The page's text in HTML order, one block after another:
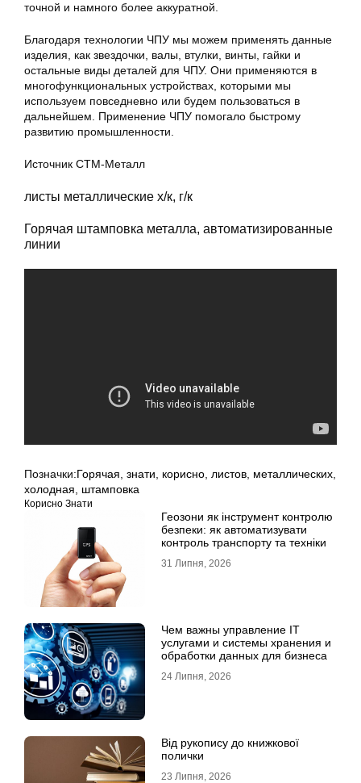
точной и намного более аккуратной.
Благодаря технологии ЧПУ мы можем применять данные
изделия, как звездочки, валы, втулки, винты, гайки и
остальные виды деталей для ЧПУ. Они применяются в
многофункциональных устройствах, которыми мы
используем повседневно или будем пользоваться в
дальнейшем. Применение ЧПУ помогало быстрому
развитию промышленности.
Источник СТМ-Металл
листы металлические х/к, г/к
Горячая штамповка металла, автоматизированные
линии
Позначки:Горячая знати корисно листов металлических
холодная
штамповка
Корисно Знати
Геозони як інструмент контролю
безпеки: як автоматизувати
контроль транспорту та техніки
31 Липня, 2026
Чем важны управление IT
услугами и системы хранения и
обработки данных для бизнеса
24 Липня, 2026
Від рукопису до книжкової
полички
23 Липня, 2026